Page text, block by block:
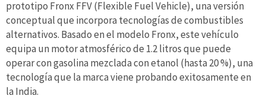
prototipo Fronx FFV (Flexible Fuel Vehicle), una versión
conceptual que incorpora tecnologías de combustibles
alternativos. Basado en el modelo Fronx, este vehículo
equipa un motor atmosférico de 1.2 litros que puede
operar con gasolina mezclada con etanol (hasta 20 %), una
tecnología que la marca viene probando exitosamente en
la India.